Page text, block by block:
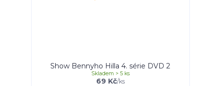
Show Bennyho Hilla 4. série DVD 2
69 Kč/ks
Skladem > 5 ks